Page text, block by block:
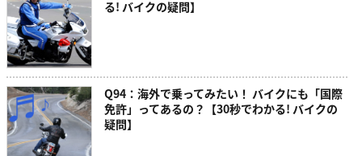
る! バイクの疑問】
Q94：海外で乗ってみたい！ バイクにも「国際
免許」ってあるの？【30秒でわかる! バイクの
疑問】